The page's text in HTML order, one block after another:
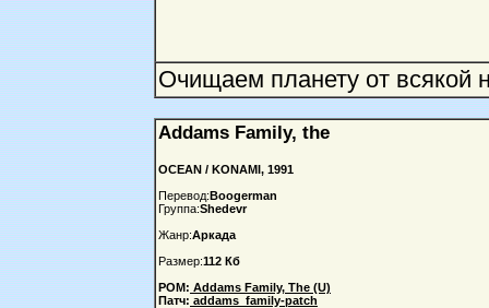
Очищаем планету от всякой
Addams Family, the
OCEAN / KONAMI, 1991
Перевод:Boogerman
Группа:Shedevr
Жанр:Аркада
Размер:112 Кб
РОМ: Addams Family, The (U)
Патч: addams_family-patch